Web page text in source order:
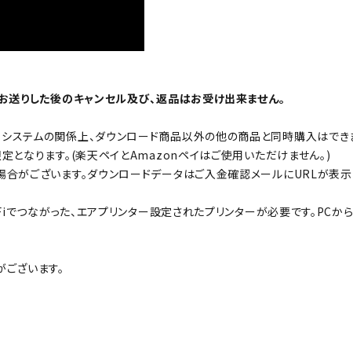
りした後のキャンセル及び、返品はお受け出来ません。
テムの関係上、ダウンロード商品以外の他の商品と同時購入はでき
となります。(楽天ペイとAmazonペイはご使用いただけません。)
がございます。ダウンロードデータはご入金確認メールにURLが表示
ながった、エアプリンター設定されたプリンターが必要です。PCか
ざいます。